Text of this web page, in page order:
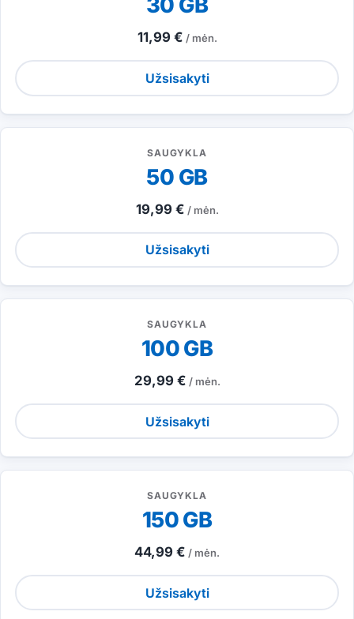
30 GB
11,99 € / mėn.
Užsisakyti
SAUGYKLA
50 GB
19,99 € / mėn.
Užsisakyti
SAUGYKLA
100 GB
29,99 € / mėn.
Užsisakyti
SAUGYKLA
150 GB
44,99 € / mėn.
Užsisakyti